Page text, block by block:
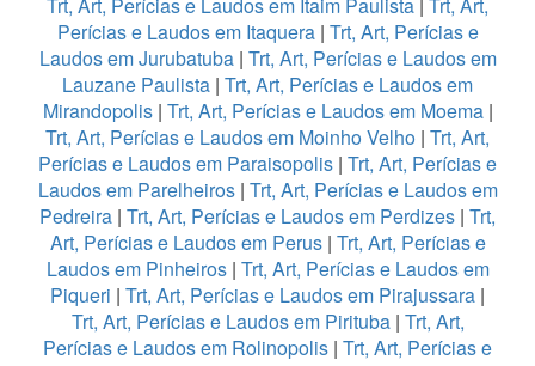
Trt, Art, Perícias e Laudos em Itaim Paulista | Trt, Art,
Perícias e Laudos em Itaquera| Trt, Art, Perícias e
Laudos em Jurubatuba| Trt, Art, Perícias e Laudos em
Lauzane Paulista | Trt, Art, Perícias e Laudos em
Mirandopolis| Trt, Art, Perícias e Laudos em Moema|
Trt, Art, Perícias e Laudos em Moinho Velho | Trt, Art,
Perícias e Laudos em Paraisopolis | Trt, Art, Perícias e
Laudos em Parelheiros| Trt, Art, Perícias e Laudos em
Pedreira | Trt, Art, Perícias e Laudos em Perdizes | Trt,
Art, Perícias e Laudos em Perus| Trt, Art, Perícias e
Laudos em Pinheiros| Trt, Art, Perícias e Laudos em
Piqueri | Trt, Art, Perícias e Laudos em Pirajussara |
Trt, Art, Perícias e Laudos em Pirituba| Trt, Art,
Perícias e Laudos em Rolinopolis | Trt, Art, Perícias e